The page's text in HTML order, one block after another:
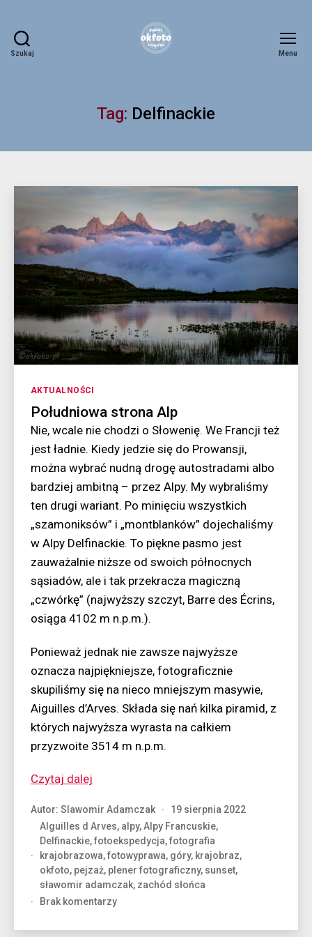
Szukaj Menu
Tag: Delfinackie
Kategorie
AKTUALNOŚCI
Południowa strona Alp
Nie, wcale nie chodzi o Słowenię. We Francji też
jest ładnie. Kiedy jedzie się do Prowansji,
można wybrać nudną drogę autostradami albo
bardziej ambitną – przez Alpy. My wybraliśmy
ten drugi wariant. Po minięciu wszystkich
„szamoniksów” i „montblanków” dojechaliśmy
w Alpy Delfinackie. To piękne pasmo jest
zauważalnie niższe od swoich północnych
sąsiadów, ale i tak przekracza magiczną
„czwórkę” (najwyższy szczyt, Barre des Écrins,
osiąga 4102 m n.p.m.).
Ponieważ jednak nie zawsze najwyższe
oznacza najpiękniejsze, fotograficznie
skupiliśmy się na nieco mniejszym masywie,
Aiguilles d’Arves. Składa się nań kilka piramid, z
których najwyższa wyrasta na całkiem
przyzwoite 3514 m n.p.m.
Czytaj dalej
Alp”
Autor: Slawomir Adamczak
19 sierpnia 2022
AIguilles d Arves, alpy,Alpy Francuskie,
Delfinackie,fotoekspedycja,fotografia
krajobrazowa,fotowyprawa, góry, krajobraz,
okfoto, pejzaż, plener fotograficzny, sunset,
sławomir adamczak, zachód słońca
Brak komentarzydo
strona